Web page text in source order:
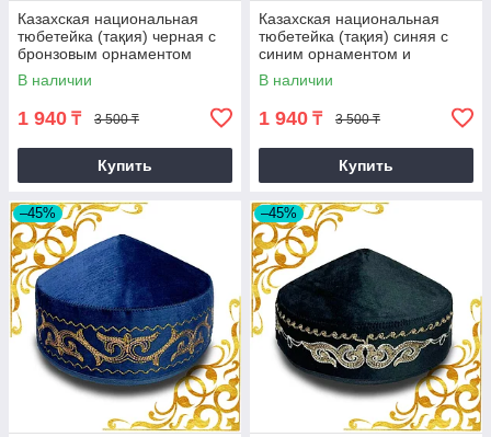
Казахская национальная
тюбетейка (тақия) черная с
бронзовым орнаментом
В наличии
1 940 ₸ 3 500 ₸
Купить
Казахская национальная
тюбетейка (тақия) синяя с
синим орнаментом и
оранжевой строчкой (2)
В наличии
1 940 ₸ 3 500 ₸
Купить
–45% –45%